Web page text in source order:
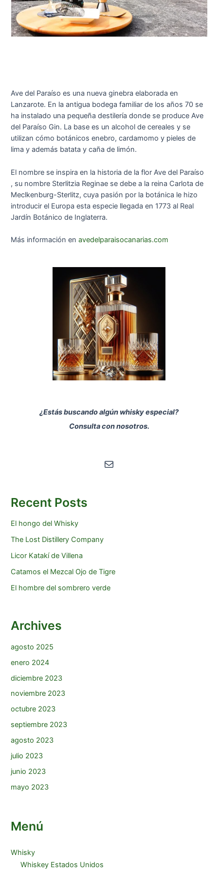
Ave del Paraíso es una nueva ginebra elaborada en
Lanzarote. En la antigua bodega familiar de los años 70 se
ha instalado una pequeña destilería donde se produce Ave
del Paraíso Gin. La base es un alcohol de cereales y se
utilizan cómo botánicos enebro, cardamomo y pieles de
lima y además batata y caña de limón.
El nombre se inspira en la historia de la flor Ave del Paraíso
, su nombre Sterlitzia Reginae se debe a la reina Carlota de
Meclkenburg-Sterlitz, cuya pasión por la botánica le hizo
introducir el Europa esta especie llegada en 1773 al Real
Jardín Botánico de Inglaterra.
Más información enavedelparaisocanarias.com
¿Estás buscando algún whisky especial?
Consulta con nosotros.
Correo electrónico
Recent Posts
El hongo del Whisky
The Lost Distillery Company
Licor Katakí de Villena
Catamos el Mezcal Ojo de Tigre
El hombre del sombrero verde
Archives
agosto 2025
enero 2024
diciembre 2023
noviembre 2023
octubre 2023
septiembre 2023
agosto 2023
julio 2023
junio 2023
mayo 2023
Menú
Whisky
Whiskey Estados Unidos